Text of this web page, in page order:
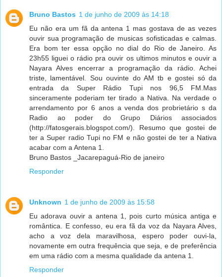
Bruno Bastos 1 de junho de 2009 às 14:18
Eu não era um fã da antena 1 mas gostava de as vezes
ouvir sua programação de musicas sofisticadas e calmas.
Era bom ter essa opção no dial do Rio de Janeiro. As
23h55 liguei o rádio pra ouvir os ultimos minutos e ouvir a
Nayara Alves encerrar a programação da rádio. Achei
triste, lamentável. Sou ouvinte do AM tb e gostei só da
entrada da Super Rádio Tupi nos 96,5 FM.Mas
sinceramente poderiam ter tirado a Nativa. Na verdade o
arrendamento por 6 anos a venda dos probrietário s da
Radio ao poder do Grupo Diários associados
(http://fatosgerais.blogspot.com/). Resumo que gostei de
ter a Super radio Tupi no FM e não gostei de ter a Nativa
acabar com a Antena 1.
Bruno Bastos _Jacarepaguá-Rio de janeiro
Responder
Unknown 1 de junho de 2009 às 15:58
Eu adorava ouvir a antena 1, pois curto música antiga e
romântica. E confesso, eu era fã da voz da Nayara Alves,
acho a voz dela maravilhosa, espero poder ouvi-la,
novamente em outra frequência que seja, e de preferência
em uma rádio com a mesma qualidade da antena 1.
Responder